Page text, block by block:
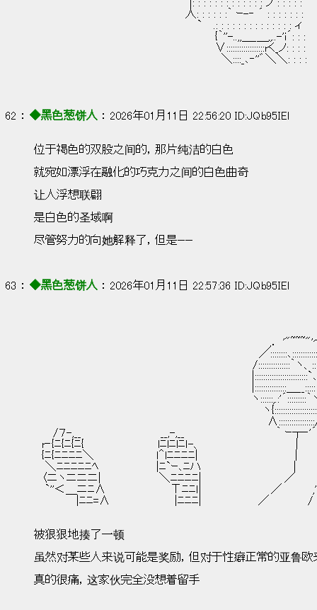
|: : : : : : : : : : : : : ノ : : : : :
人: : : : : :｀ ｰ-‐ ´ : : : : : : :
`　 .: : : : : : : : : : : : : : ィ
{｀''-..,,＿_＿,,..-'i´: : :
∨::::::::::::::::::rく_ノ: : : :
＼::::_､‐''゛＼＼: : : :
62 ： ◆黑色葱饼人 ： 2026年01月11日 22:56:20 ID:JQb95IEl
位于褐色的双股之间的，那片纯洁的白色
就宛如漂浮在融化的巧克力之间的白色曲奇
让人浮想联翩
是白色的圣域啊
尽管努力的向她解释了，但是——
63 ： ◆黑色葱饼人 ： 2026年01月11日 22:57:36 ID:JQb95IEl
,． '"~~~"'～､└''"⌒ヽ,
／::::::::､:::::::::::::::::`､　＿__
/:::::::::::::::｀ヽ、:::::::::,.:'´:::::::::｀
|:::::::::::::::::::::::::`､
|:::::::::::::::＿__:::::∨∧::::::::::::::::/　　
ヽ::::::,.:'´:::::::::｀ヽ}:／｀ ｰ-‐ ´ 　 ,．'´
ヽ{:::::::::::::::::::::}　　　 　 ＼,．'´　　
∧:::::::::::::::::/　　 　 　 　 ＼　　　　
/７-,__　 　 　 　 　 　 　 __,-,__　　　　 　 　 　 　 　 ｀ ｰ┬‐'´
r‐{ﾆ{ﾆ{ﾆ{　　　　　　　　　 lﾆlﾆlﾆｌ-、 　 　 　 　 　 　 　 　 |
{ﾆ{ﾆﾆﾆﾆ＼　　　　　　　　ｌ＾lﾆﾆﾆﾆ|　　　　　　　　　　　　
＼ﾆﾆﾆﾆﾆﾍ　　　　 　 　 |ﾆ`ｰ､ﾆハ　　　　　　　 　 　 　 |　
〈ニヽニニニ|　　　　　　　 ＼ﾆﾆﾆﾆ| 　 　 　 　 　 　 　 ／
`''＜＿ニﾆ∧　　 　 　 　 　 Τﾆﾆｌ|　　　　　　　 　 ／　　 　
|ﾆﾆ=∧　　 　 　 　 　 |ﾆﾆﾆ|　 　 　 　 　 ／　　 　　 /　
被狠狠地揍了一顿
虽然对某些人来说可能是奖励，但对于性癖正常的亚鲁
真的很痛，这家伙完全没想着留手